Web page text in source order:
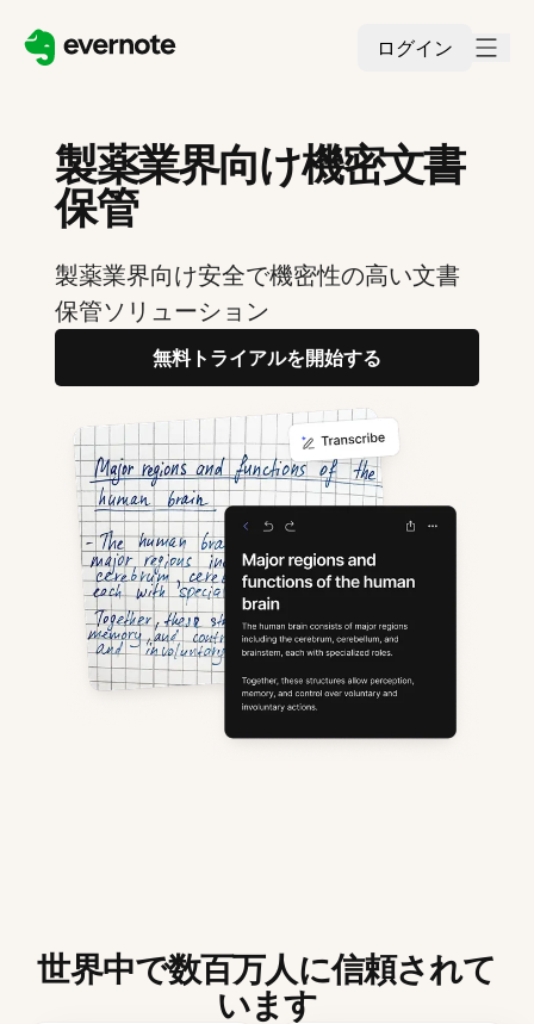
ログイン
製薬業界向け機密文書
保管
製薬業界向け安全で機密性の高い文書
保管ソリューション
無料トライアルを開始する
世界中で数百万人に信頼されて
います